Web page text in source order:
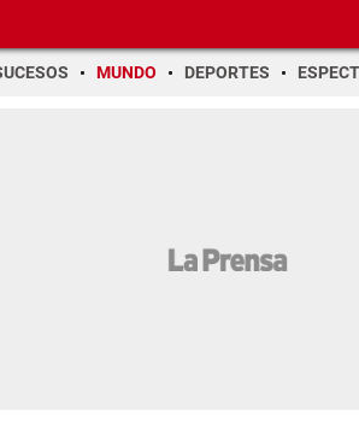
MUNDO DEPORTES